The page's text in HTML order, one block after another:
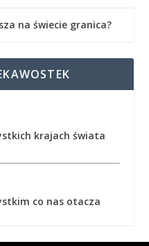
na świecie granica?
krajach świata
co nas otacza